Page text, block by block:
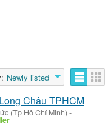
Newly listed
Châu TPHCM
(Tp Hồ Chí Minh) -